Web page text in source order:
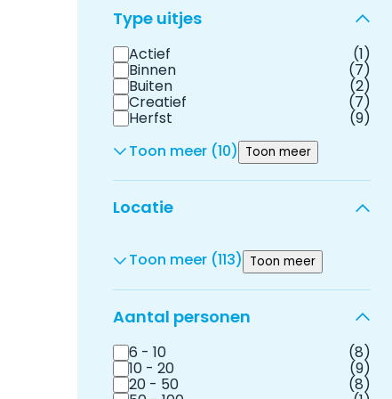
Type uitjes
Actief (1)
Binnen (7)
Buiten (2)
Creatief (7)
Herfst
(9)
Toon meer (10) Toon meer
Locatie
Toon meer (113) Toon meer
Aantal personen
6 - 10 (8)
10 - 20 (9)
20 - 50 (8)